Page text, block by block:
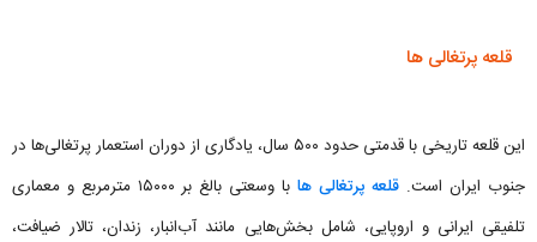
قلعه پرتغالی ها
این قلعه تاریخی با قدمتی حدود ۵۰۰ سال، یادگاری از دوران استعمار پرتغالی‌ها در
جنوب ایران است. قلعه پرتغالی ها
با وسعتی بالغ بر ۱۵۰۰۰ مترمربع و معماری
تلفیقی ایرانی و اروپایی، شامل بخش‌هایی مانند آب‌انبار، زندان، تالار ضیافت،